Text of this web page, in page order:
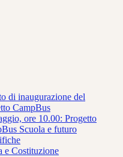
di inaugurazione del
CampBus
ore 10.00: Progetto
Scuola e futuro
e Costituzione